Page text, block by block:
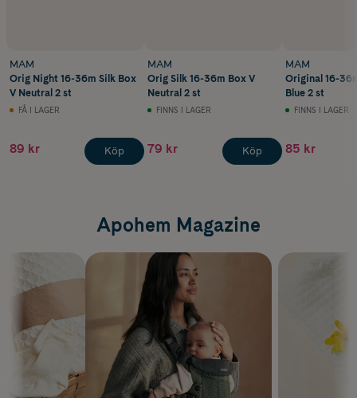
MAM
Orig Night 16-36m Silk Box
V Neutral 2 st
FÅ I LAGER
89 kr Köp
MAM
Orig Silk 16-36m Box V
Neutral 2 st
FINNS I LAGER
79 kr Köp
MAM
Original 16-
Blue 2 st
FINNS I LAGER
85 kr
Apohem Magazine